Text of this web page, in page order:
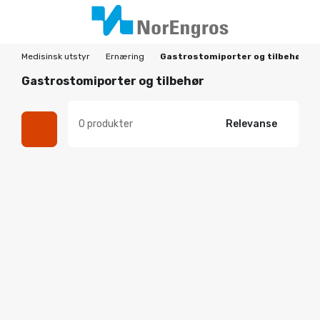
Medisinsk utstyr Ernæring Gastrostomiporter og tilbehør
Gastrostomiporter og tilbehør
0 produkter Relevanse